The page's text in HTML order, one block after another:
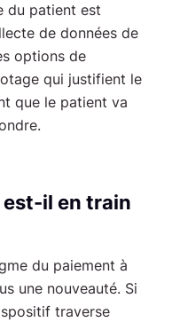
du patient est
de données de
options de
qui justifient le
que le patient va
est-il en train
du paiement à
une nouveauté. Si
traverse